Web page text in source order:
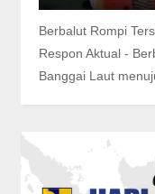
Berbalut Rompi
Respon Aktual -
Banggai Laut